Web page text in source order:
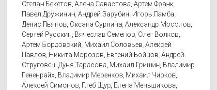
Степан Бекетов, Алена Савастова, Артем Франк,
Павел Дружинин, Андрей Зарубин, Игорь Ламба,
Денис Пьянов, Оксана Сурнина, Александр Мосолов,
Сергей Русскин, Вячеслав Семенов, Олег Волков,
Артем Бордовский, Михаил Соловьев, Алексей
Павлов, Никита Морозов, Евгений Бойцов, Андрей
Струговец, Дуня Тарасова, Михаил Гришин, Владимир
Гененрайх, Владимир Меренков, Михаил Чирков,
Алексей Симонов, Глеб Щур, Елена Меньшикова,